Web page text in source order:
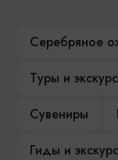
Серебряное
Туры и
Сувениры
Гиды и